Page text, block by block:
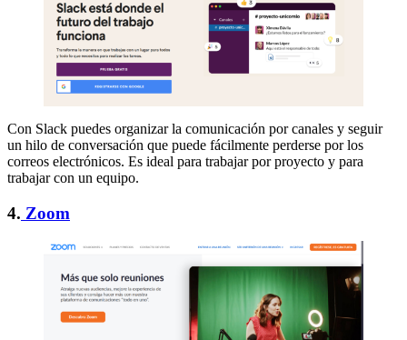
Con Slack puedes organizar la comunicación por canales y seguir
un hilo de conversación que puede fácilmente perderse por los
correos electrónicos. Es ideal para trabajar por proyecto y para
trabajar con un equipo.
4. Zoom